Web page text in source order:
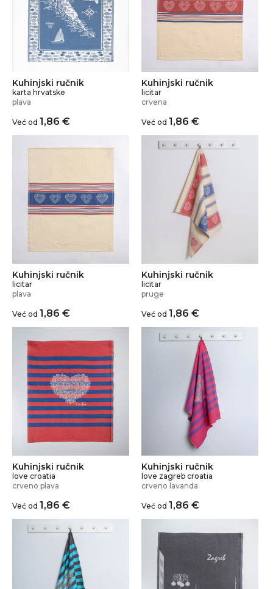
Kuhinjski ručnik
karta hrvatske
plava
Već od 1,86 €
Kuhinjski ručnik
licitar
crvena
Već od 1,86 €
Kuhinjski ručnik
licitar
plava
Već od 1,86 €
Kuhinjski ručnik
licitar
pruge
Već od 1,86 €
Kuhinjski ručnik
love croatia
crveno plava
Već od 1,86 €
Kuhinjski ručnik
love zagreb croatia
crveno lavanda
Već od 1,86 €